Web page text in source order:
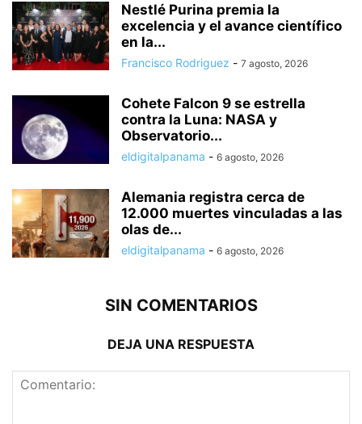
Nestlé Purina premia la
excelencia y el avance científico
en la...
Francisco Rodriguez - 7 agosto, 2026
Cohete Falcon 9 se estrella
contra la Luna: NASA y
Observatorio...
eldigitalpanama - 6 agosto, 2026
Alemania registra cerca de
12.000 muertes vinculadas a las
olas de...
eldigitalpanama - 6 agosto, 2026
SIN COMENTARIOS
DEJA UNA RESPUESTA